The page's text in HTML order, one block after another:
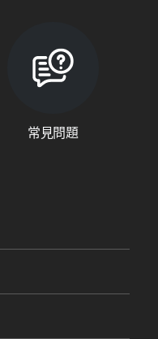
常見問題